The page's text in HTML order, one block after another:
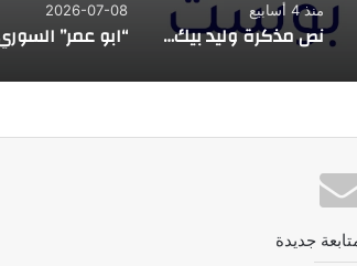
منذ 4 أسابيع
نص مذكرة وليد بيك للمجلس المذهبي الدرزي
2026-07-08
جديدة